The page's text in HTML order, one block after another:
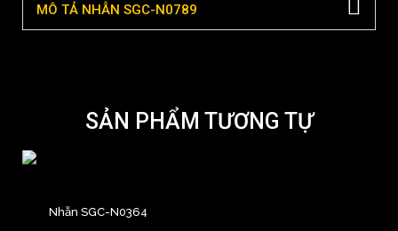
MÔ TẢ NHẪN SGC-N0789
SẢN PHẨM TƯƠNG TỰ
Nhẫn SGC-N0364